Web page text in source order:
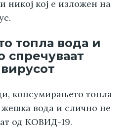
никој кој е изложен на
топла вода и
спречуваат
консумирањето топла
вода и слично не
од КОВИД-19.